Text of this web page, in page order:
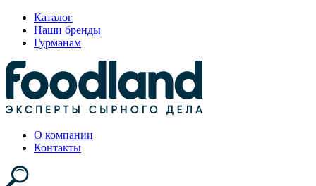
Каталог
Наши бренды
Гурманам
О компании
Контакты